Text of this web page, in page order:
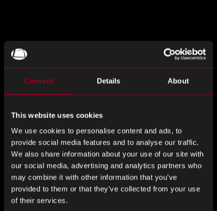
Consent Details About
This website uses cookies
We use cookies to personalise content and ads, to
provide social media features and to analyse our traffic.
We also share information about your use of our site with
our social media, advertising and analytics partners who
may combine it with other information that you’ve
provided to them or that they’ve collected from your use
of their services.
Marcin Malinowski
东欧区总监
Erwan 于2003年加入 Rebou…